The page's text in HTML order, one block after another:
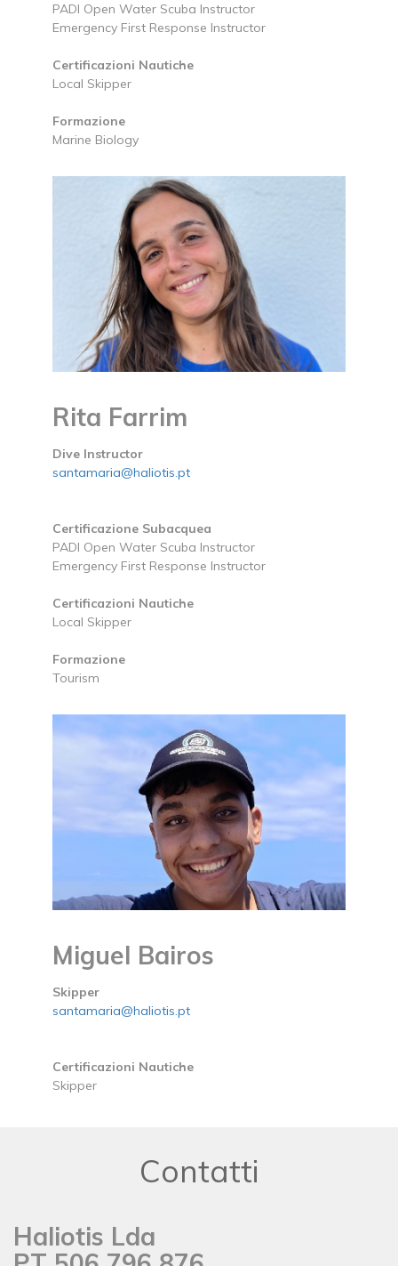
PADI Open Water Scuba Instructor
Emergency First Response Instructor
Certificazioni Nautiche
Local Skipper
Formazione
Marine Biology
Rita Farrim
Dive Instructor
santamaria@haliotis.pt
Certificazione Subacquea
PADI Open Water Scuba Instructor
Emergency First Response Instructor
Certificazioni Nautiche
Local Skipper
Formazione
Tourism
Miguel Bairos
Skipper
santamaria@haliotis.pt
Certificazioni Nautiche
Skipper
Contatti
Haliotis Lda